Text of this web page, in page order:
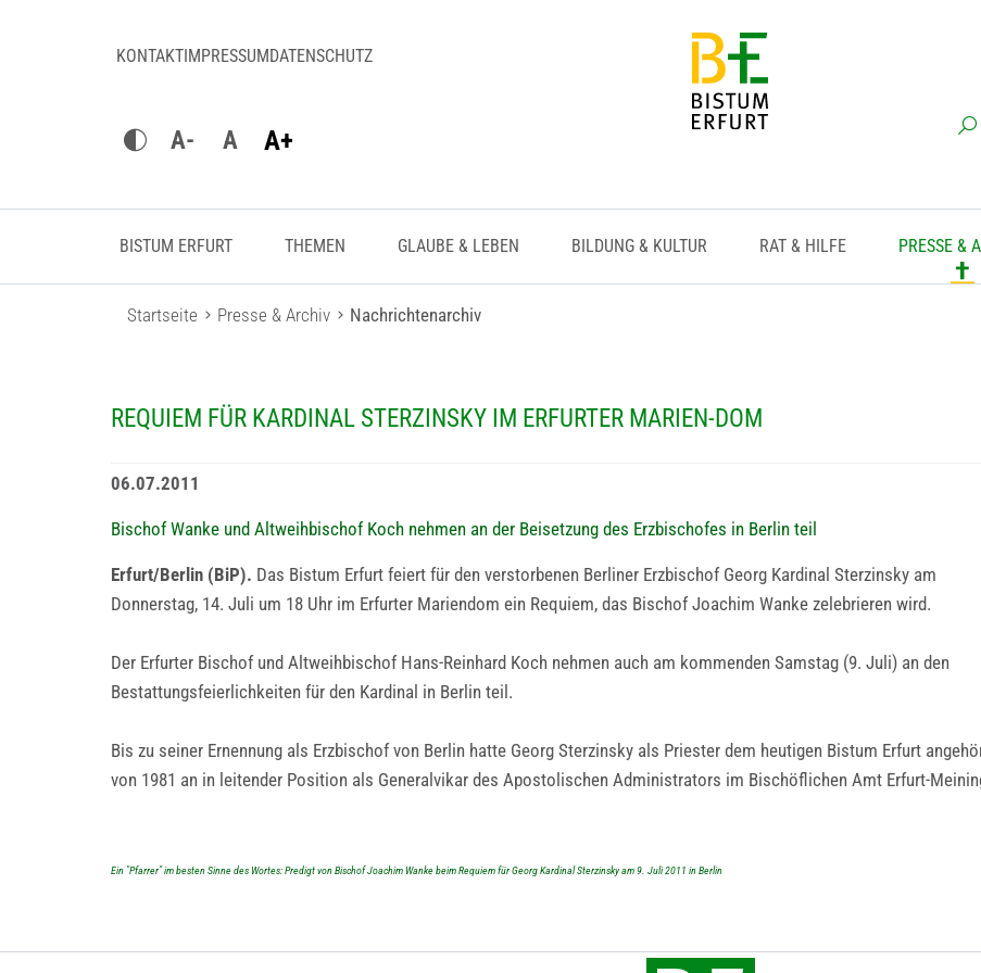
KONTAKTIMPRESSUMDATENSCHUTZ
A- A A+
BISTUM ERFURT THEMEN GLAUBE & LEBEN BILDUNG & KULTUR RAT & HILFE PRESSE &
Startseite Presse & Archiv Nachrichtenarchiv
REQUIEM FÜR KARDINAL STERZINSKY IM ERFURTER MARIEN-DOM
06.07.2011
Bischof Wanke und Altweihbischof Koch nehmen an der Beisetzung des Erzbischofes in Berlin teil
Erfurt/Berlin (BiP). Das Bistum Erfurt feiert für den verstorbenen Berliner Erzbischof Georg Kardinal Sterzinsky am
Donnerstag, 14. Juli um 18 Uhr im Erfurter Mariendom ein Requiem, das Bischof Joachim Wanke zelebrieren wird.
Der Erfurter Bischof und Altweihbischof Hans-Reinhard Koch nehmen auch am kommenden Samstag (9. Juli) an den
Bestattungsfeierlichkeiten für den Kardinal in Berlin teil.
Bis zu seiner Ernennung als Erzbischof von Berlin hatte Georg Sterzinsky als Priester dem heutigen Bistum Erfurt
von 1981 an in leitender Position als Generalvikar des Apostolischen Administrators im Bischöflichen Amt Erfurt-
Ein "Pfarrer" im besten Sinne des Wortes: Predigt von Bischof Joachim Wanke beim Requiem für Georg Kardinal Sterzinsky am 9. Juli 2011 in Berlin